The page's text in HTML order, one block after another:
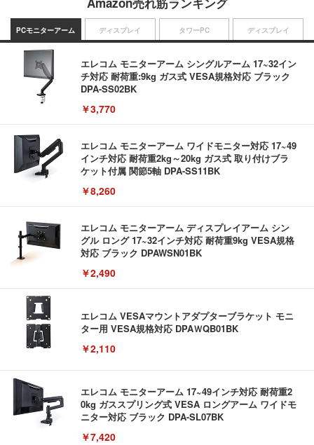
PCモニターアーム
エレコム モニターアーム シングルアーム 17~32イン
チ対応 耐荷重:9kg ガス式 VESA規格対応 ブラック
DPA-SS02BK
￥3,770
エレコム モニターアーム ワイドモニター対応 17~49
インチ対応 耐荷重2kg～20kg ガス式 取り付けブラ
ケット付属 関節5軸 DPA-SS11BK
￥8,260
エレコム モニターアーム ディスプレイアーム シン
グル ロング 17~32インチ対応 耐荷重9kg VESA規格
対応 ブラック DPAWSN01BK
￥2,490
エレコム VESAマウントアダプターブラケット モニ
ター用 VESA規格対応 DPAＷQB01BK
￥2,110
エレコム モニターアーム 17~49インチ対応 耐荷重2
0kg ガススプリング式 VESA ロングアーム ワイドモ
ニター対応 ブラック DPA-SL07BK
￥7,420
ディスプレイ タワーPC ディスプレイ